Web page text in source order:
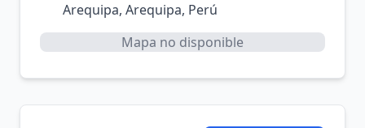
Arequipa, Arequipa, Perú
Mapa no disponible